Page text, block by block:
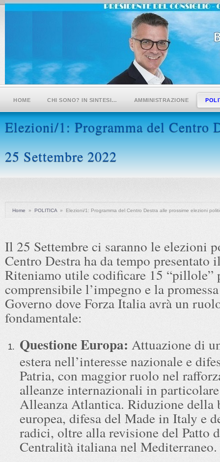
HOME CHI SONO? IN SINTESI… AMMINISTRAZIONE
Elezioni/1: Programma del Centro
25 Settembre 2022
Home » POLITICA » Elezioni/1: Programma del Centro Destra alle prossime elezioni
Il 25 Settembre ci saranno le elezioni
Centro Destra ha da tempo presentato
Riteniamo utile codificare 15 “pillole”
comprensibile l’impegno e la
Governo dove Forza Italia avrà un
fondamentale:
Questione Europa: Attuazione di
estera nell’interesse nazionale e
Patria, con maggior ruolo nel
alleanze internazionali in
Alleanza Atlantica. Riduzione della
europea, difesa del Made in Italy e
radici, oltre alla revisione del Patto
Centralità italiana nel Mediterraneo.